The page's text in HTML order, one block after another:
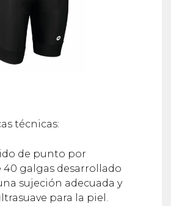
técnicas:
de punto por
galgas desarrollado
sujeción adecuada y
para la piel.